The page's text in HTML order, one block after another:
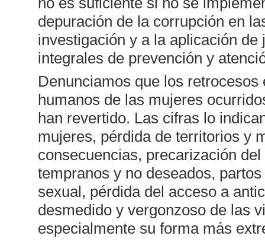
depuración de la corrupción en
investigación y a la aplicación
integrales de prevención y
Denunciamos que los
humanos de las mujeres
han revertido. Las cifras lo
mujeres, pérdida de territorios y
consecuencias, precarización
tempranos y no deseados,
sexual, pérdida del acceso a
desmedido y vergonzoso de las
especialmente su forma más